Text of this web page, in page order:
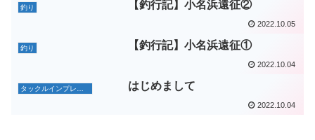
釣り 【釣行記】小名浜遠征②
2022.10.05
釣り 【釣行記】小名浜遠征①
2022.10.04
はじめまして
2022.10.04